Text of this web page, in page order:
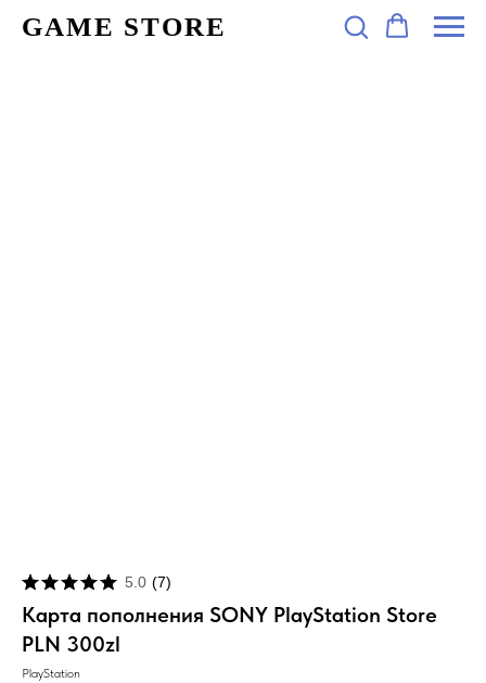
GAME STORE
5.0 (7)
Карта пополнения SONY PlayStation Store
PLN 300zl
PlayStation